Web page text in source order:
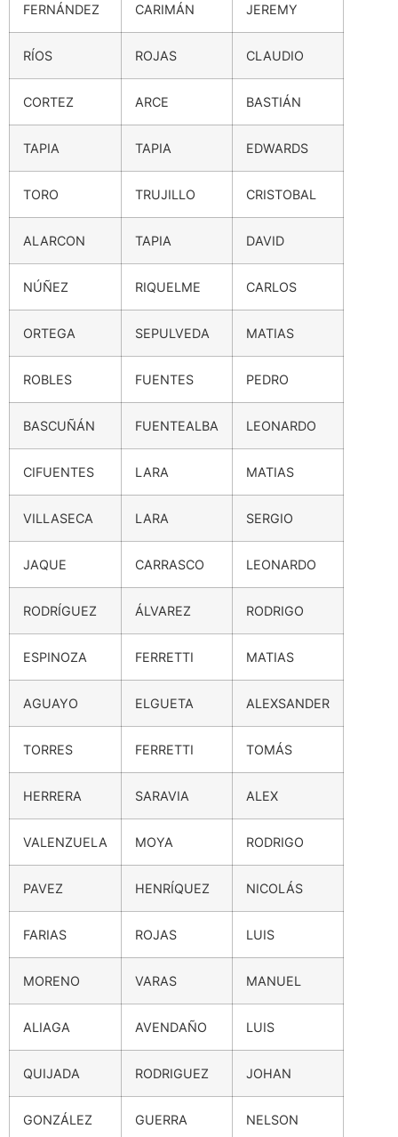
FERNÁNDEZ CARIMÁN JEREMY
RÍOS ROJAS CLAUDIO
CORTEZ ARCE BASTIÁN
TAPIA TAPIA EDWARDS
TORO TRUJILLO CRISTOBAL
ALARCON TAPIA DAVID
NÚÑEZ RIQUELME CARLOS
ORTEGA SEPULVEDA MATIAS
ROBLES FUENTES PEDRO
BASCUÑÁN FUENTEALBA LEONARDO
CIFUENTES LARA MATIAS
VILLASECA LARA SERGIO
JAQUE CARRASCO LEONARDO
RODRÍGUEZ ÁLVAREZ RODRIGO
ESPINOZA FERRETTI MATIAS
AGUAYO ELGUETA ALEXSANDER
TORRES FERRETTI TOMÁS
HERRERA SARAVIA ALEX
VALENZUELA MOYA RODRIGO
PAVEZ HENRÍQUEZ NICOLÁS
FARIAS ROJAS LUIS
MORENO VARAS MANUEL
ALIAGA AVENDAÑO LUIS
QUIJADA RODRIGUEZ JOHAN
GONZÁLEZ GUERRA NELSON